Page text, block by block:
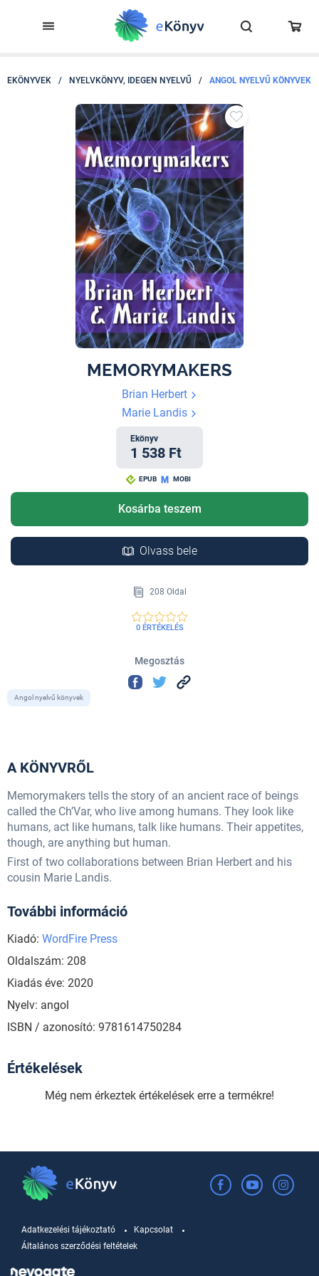
EKÖNYVEK / NYELVKÖNYV, IDEGEN NYELVŰ / ANGOL NYELVŰ KÖNYVEK
MEMORYMAKERS
Brian Herbert
Marie Landis
Ekönyv
1 538 Ft
EPUB MOBI
Kosárba teszem
Olvass bele
208 Oldal
0 ÉRTÉKELÉS
Megosztás
Angol nyelvű könyvek
A KÖNYVRŐL
Memorymakers tells the story of an ancient race of beings
called the Ch’Var, who live among humans. They look like
humans, act like humans, talk like humans. Their appetites,
though, are anything but human.
First of two collaborations between Brian Herbert and his
cousin Marie Landis.
További információ
Kiadó: WordFire Press
Oldalszám: 208
Kiadás éve: 2020
Nyelv: angol
ISBN / azonosító: 9781614750284
Értékelések
Még nem érkeztek értékelések erre a termékre!
Adatkezelési tájékoztató
Kapcsolat
Általános szerződési feltételek